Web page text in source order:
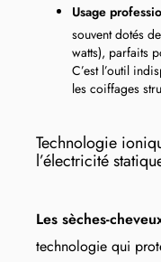
Usage
souvent dotés
watts), parfaits
C’est l’outil
les coiffages
Technologie
l’électricité
Les sèches-
technologie qui